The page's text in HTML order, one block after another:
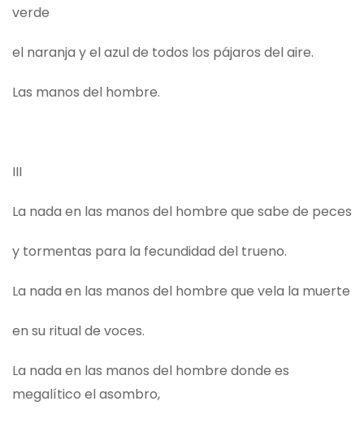
verde
el naranja y el azul de todos los pájaros del aire.
Las manos del hombre.
III
La nada en las manos del hombre que sabe de peces
y tormentas para la fecundidad del trueno.
La nada en las manos del hombre que vela la muerte
en su ritual de voces.
La nada en las manos del hombre donde es
megalítico el asombro,